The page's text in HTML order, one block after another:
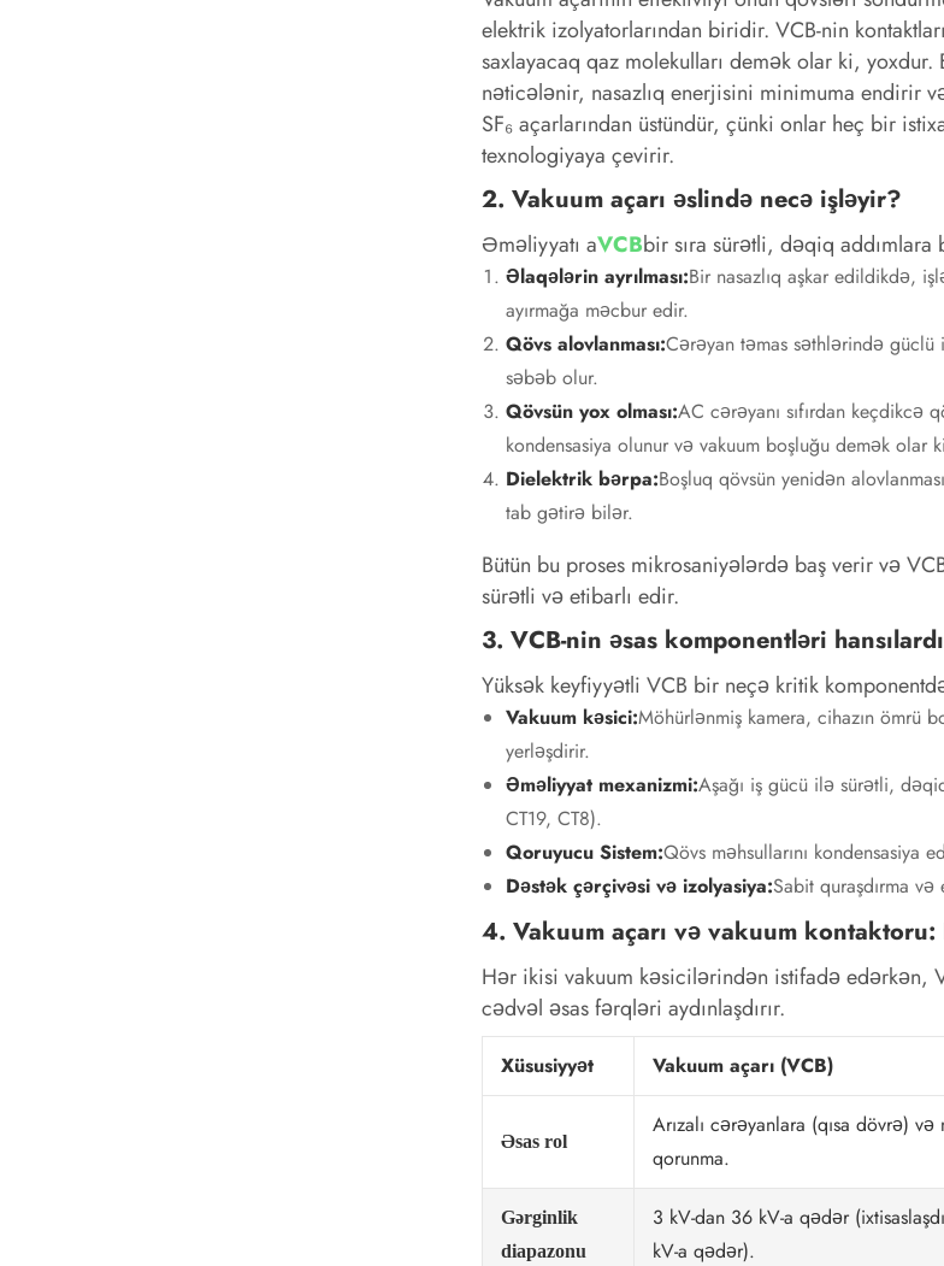
elektrik izolyatorlarından biridir. VCB-nin
saxlayacaq qaz molekulları demək olar ki,
nəticələnir, nasazlıq enerjisini minimuma endirir
SF₆ açarlarından üstündür, çünki onlar heç bir
texnologiyaya çevirir.
2. Vakuum açarı əslində necə işləyir?
Əməliyyatı aVCBbir sıra sürətli, dəqiq
Əlaqələrin ayrılması:Bir nasazlıq aşkar edildikdə,
ayırmağa məcbur edir.
Qövs alovlanması:Cərəyan təmas səthlərində güclü
səbəb olur.
Qövsün yox olması:AC cərəyanı sıfırdan keçdikcə
kondensasiya olunur və vakuum boşluğu demək
Dielektrik bərpa:Boşluq qövsün yenidən
tab gətirə bilər.
Bütün bu proses mikrosaniyələrdə baş verir və
sürətli və etibarlı edir.
3. VCB-nin əsas komponentləri
Yüksək keyfiyyətli VCB bir neçə kritik
Vakuum kəsici:Möhürlənmiş kamera, cihazın ömrü
yerləşdirir.
Əməliyyat mexanizmi:Aşağı iş gücü ilə sürətli,
CT19, CT8).
Qoruyucu Sistem:Qövs məhsullarını kondensasiya
Dəstək çərçivəsi və izolyasiya:Sabit quraşdırma
4. Vakuum açarı və vakuum
Hər ikisi vakuum kəsicilərindən istifadə edərkən,
cədvəl əsas fərqləri aydınlaşdırır.
Xüsusiyyət Vakuum açarı (VCB)
Əsas rol
Arızalı cərəyanlara (qısa dövrə)
qorunma.
Gərginlik
diapazonu
3 kV-dan 36 kV-a qədər
kV-a qədər).